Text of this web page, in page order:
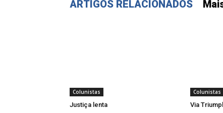
ARTIGOS RELACIONADOS
Colunistas
Justiça lenta
Colunistas
Via